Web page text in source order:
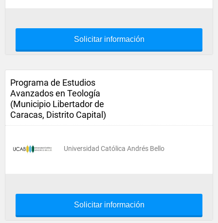
Solicitar información
Programa de Estudios
Avanzados en Teología
(Municipio Libertador de
Caracas, Distrito Capital)
Universidad Católica Andrés Bello
Solicitar información